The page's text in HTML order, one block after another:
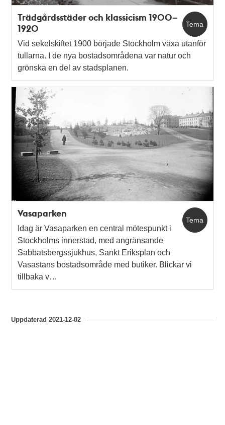
Tema
Trädgårdsstäder och klassicism 1900–
1920
Vid sekelskiftet 1900 började Stockholm växa utanför
tullarna. I de nya bostadsområdena var natur och
grönska en del av stadsplanen.
Tema
Vasaparken
Idag är Vasaparken en central mötespunkt i
Stockholms innerstad, med angränsande
Sabbatsbergssjukhus, Sankt Eriksplan och
Vasastans bostadsområde med butiker. Blickar vi
tillbaka v…
Uppdaterad2021-12-02